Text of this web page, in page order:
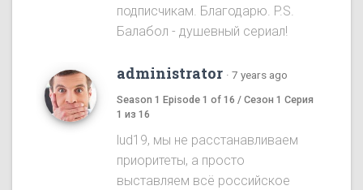
подписчикам. Благодарю. P.S.
Балабол - душевный сериал!
administrator · 7 years ago
Season 1 Episode 1 of 16 / Сезон 1 Серия
1 из 16
lud19, мы не расстанавливаем
приоритеты, а просто
выставляем всё российское